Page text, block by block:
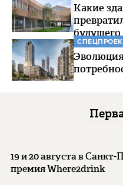
Какие
будущего
19 и 20 августа в
премия Where2drink